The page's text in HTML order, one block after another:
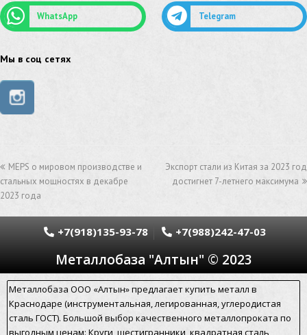
сетка из нержавеющей стали
швеллер стальной
швеллер нержавеющий
уголок нержавеющий
уголок из нержавеющей стали
уголок из нержавейки электросварная труба
электросварная труба гост
электросварная прямошовная труба
алюминиевый уголок алюминиевая сетка
WhatsApp Telegram
Мы в соц сетях
MEPS о мировом производстве и
стальных мощностях в декабре
2023 года
Экспорт стали из Китая за 2023 год
достигнет 7-летнего максимума
Металлобаза "Алтын" © 2023
+7(918)135-93-78 +7(988)242-47-03
Металлобаза ООО «Алтын» предлагает купить металл в
Краснодаре (инструментальная, легированная, углеродистая
сталь ГОСТ). Большой выбор качественного металлопроката по
выгодным ценам: Круги, шестигранники, квадратная сталь,